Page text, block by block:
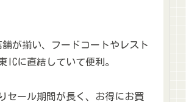
が揃い、フードコートやレスト
に直結していて便利。
セール期間が長く、お得にお買